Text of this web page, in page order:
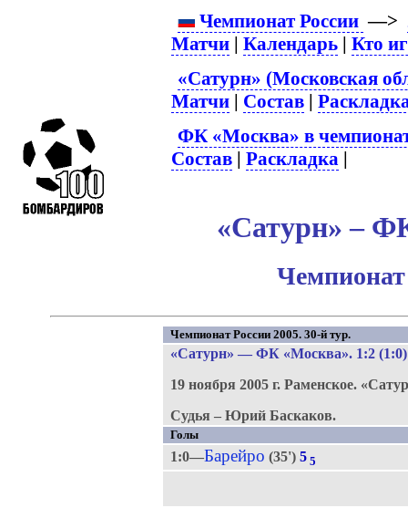
Чемпионат России —>
Матчи |Календарь |Кто
«Сатурн» (Московская
Матчи | Состав |
ФК «Москва» в
Состав |Раскладка |
«Сатурн» –
Чемпионат
Чемпионат России 2005. 30-й тур.
«Сатурн» — ФК «Москва». 1:2 (1:0)
19 ноября 2005 г. Раменское.
Судья – Юрий Баскаков.
Голы
1:0—Барейро (35') 5 5